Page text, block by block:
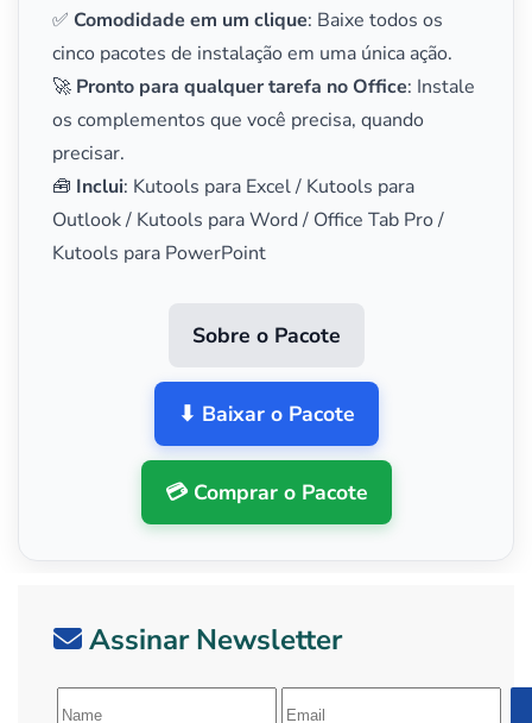
✅ Comodidade em um clique: Baixe todos os
cinco pacotes de instalação em uma única ação.
🚀 Pronto para qualquer tarefa no Office: Instale
os complementos que você precisa, quando
precisar.
🧰 Inclui: Kutools para Excel / Kutools para
Outlook / Kutools para Word / Office Tab Pro /
Kutools para PowerPoint
Sobre o Pacote
⬇ Baixar o Pacote
💳 Comprar o Pacote
Assinar Newsletter